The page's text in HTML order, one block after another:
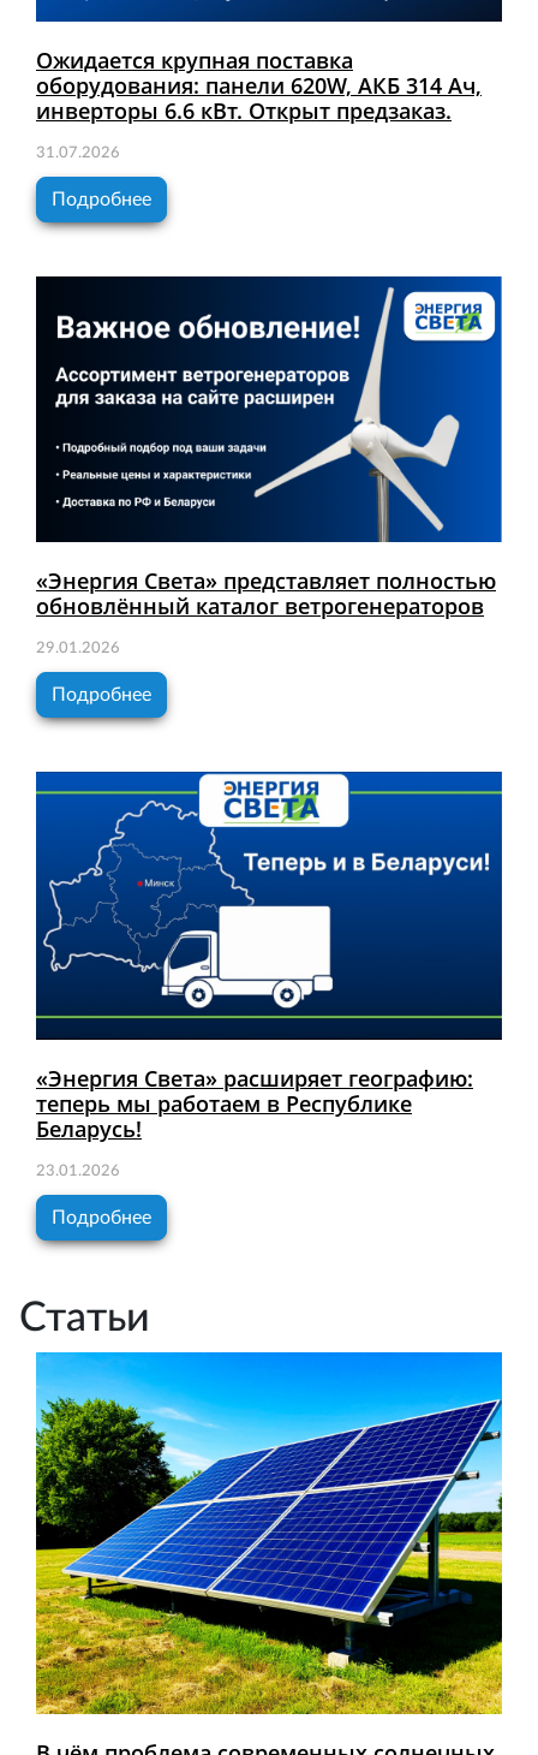
Ожидается крупная поставка
оборудования: панели 620W, АКБ 314 Ач,
инверторы 6.6 кВт. Открыт предзаказ.
31.07.2026
Подробнее
«Энергия Света» представляет полностью
обновлённый каталог ветрогенераторов
29.01.2026
Подробнее
«Энергия Света» расширяет географию:
теперь мы работаем в Республике
Беларусь!
23.01.2026
Подробнее
Статьи